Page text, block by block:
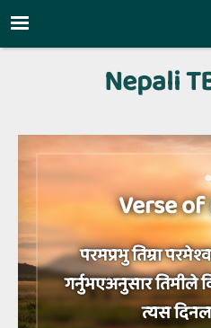
Skip to main content
Nepali
Verse
परमप्रभु तिम्रा
गर्नुभएअनुसार तिमीले
त्यस